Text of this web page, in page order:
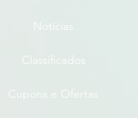
Notícias
Classificados
Cupons e Ofertas